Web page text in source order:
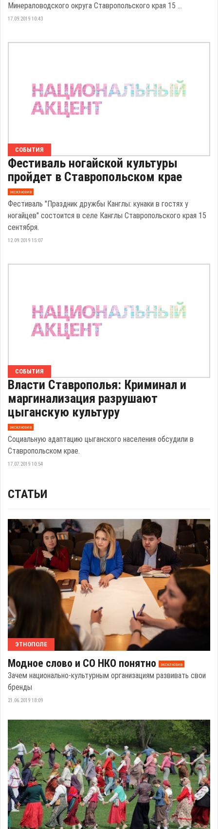
Минераловодского округа Ставропольского края 15 ...
17.09.2019 10:43
СОБЫТИЯ
Фестиваль ногайской культуры
пройдет в Ставропольском крае
эксклюзив
Фестиваль "Праздник дружбы Канглы: кунаки в гостях у
ногайцев" состоится в селе Канглы Ставропольского края 15
сентября.
12.09.2019 15:07
СОБЫТИЯ
Власти Ставрополья: Криминал и
маргинализация разрушают
цыганскую культуру
эксклюзив
Социальную адаптацию цыганского населения обсудили в
Ставропольском крае.
17.07.2019 10:54
СТАТЬИ
ЭТНОПОЛЕ
Модное слово и СО НКО понятно эксклюзив
Зачем национально-культурным организациям развивать свои
бренды
21.06.2019 18:09